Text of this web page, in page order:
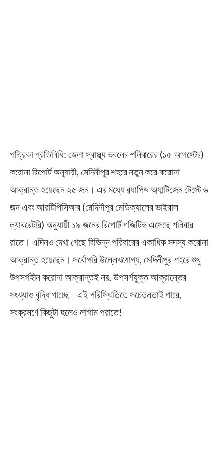
পত্রিকা প্রতিনিধি: জেলা স্বাস্থ্য ভবনের শনিবারের (১৫ আগস্টের)
করোনা রিপোর্ট অনুযায়ী, মেদিনীপুর শহরে নতুন করে করোনা
আক্রান্ত হয়েছেন ২৫ জন। এর মধ্যে র‌্যাপিড অ্যান্টিজেন টেস্টে ৬
জন এবং আরটিপিসিআর (মেদিনীপুর মেডিক্যালের ভাইরাল
ল্যাবরেটরি) অনুযায়ী ১৯ জনের রিপোর্ট পজিটিভ এসেছে শনিবার
রাতে। এদিনও দেখা গেছে বিভিন্ন পরিবারের একাধিক সদস্য করোনা
আক্রান্ত হয়েছেন। সর্বোপরি উল্লেখযোগ্য, মেদিনীপুর শহরে শুধু
উপসর্গহীন করোনা আক্রান্তই নয়, উপসর্গযুক্ত আক্রান্তের
সংখ্যাও বৃদ্ধি পাচ্ছে। এই পরিস্থিতিতে সচেতনতাই পারে,
সংক্রমণে কিছুটা হলেও লাগাম পরাতে!